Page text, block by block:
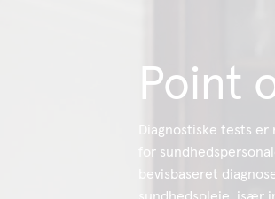
Point
Diagnostiske tests
for
bevisbaseret